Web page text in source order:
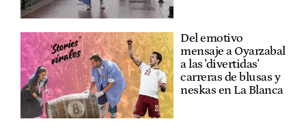
Del emotivo
mensaje a Oyarzabal
a las 'divertidas'
carreras de blusas y
neskas en La Blanca